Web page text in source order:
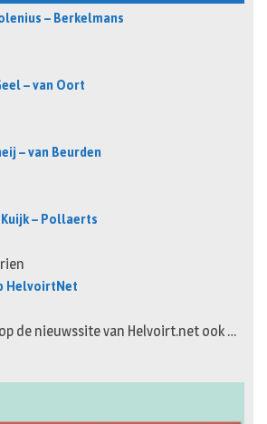
– Berkelmans
– van Oort
– van Beurden
– Pollaerts
HelvoirtNet
de nieuwssite van Helvoirt.net ook …